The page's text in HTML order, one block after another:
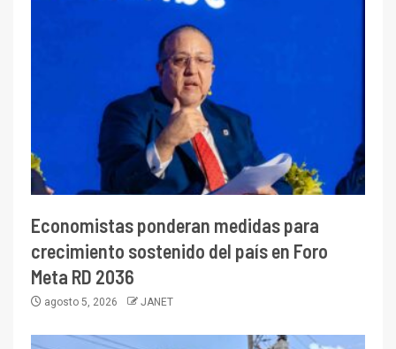
Economistas ponderan medidas para
crecimiento sostenido del país en Foro
Meta RD 2036
agosto 5, 2026 JANET